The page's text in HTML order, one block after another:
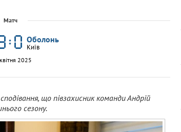
Матч
Оболонь
Київ
2025
сподівання, що півзахисник команди Андрій
сезону.